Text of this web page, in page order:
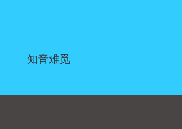
知音难觅